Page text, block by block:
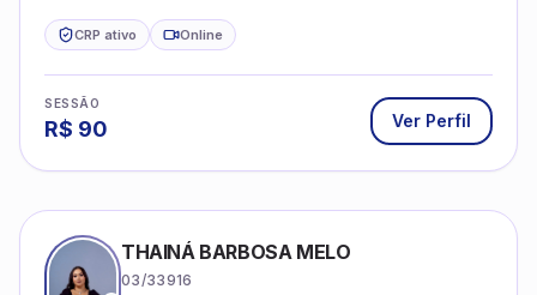
CRP ativo Online
SESSÃO
R$ 90 Ver Perfil
THAINÁ BARBOSA MELO
03/33916